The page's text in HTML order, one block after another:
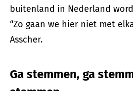
buitenland in Nederland
“Zo gaan we hier niet met
Asscher.
Ga stemmen, ga